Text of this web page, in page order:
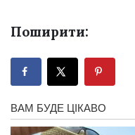
Поширити: